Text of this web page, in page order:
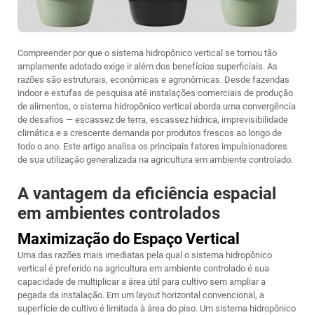
Compreender por que o sistema hidropônico vertical se tornou tão
amplamente adotado exige ir além dos benefícios superficiais. As
razões são estruturais, econômicas e agronômicas. Desde fazendas
indoor e estufas de pesquisa até instalações comerciais de produção
de alimentos, o sistema hidropônico vertical aborda uma convergência
de desafios — escassez de terra, escassez hídrica, imprevisibilidade
climática e a crescente demanda por produtos frescos ao longo de
todo o ano. Este artigo analisa os principais fatores impulsionadores
de sua utilização generalizada na agricultura em ambiente controlado.
A vantagem da eficiência espacial
em ambientes controlados
Maximização do Espaço Vertical
Uma das razões mais imediatas pela qual o sistema hidropônico
vertical é preferido na agricultura em ambiente controlado é sua
capacidade de multiplicar a área útil para cultivo sem ampliar a
pegada da instalação. Em um layout horizontal convencional, a
superfície de cultivo é limitada à área do piso. Um sistema hidropônico